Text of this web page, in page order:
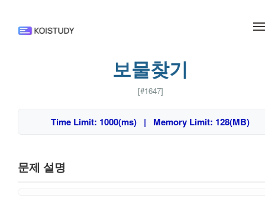
보물찾기
[#1647]
Time Limit: 1000(ms) | Memory Limit: 128(MB)
문제 설명